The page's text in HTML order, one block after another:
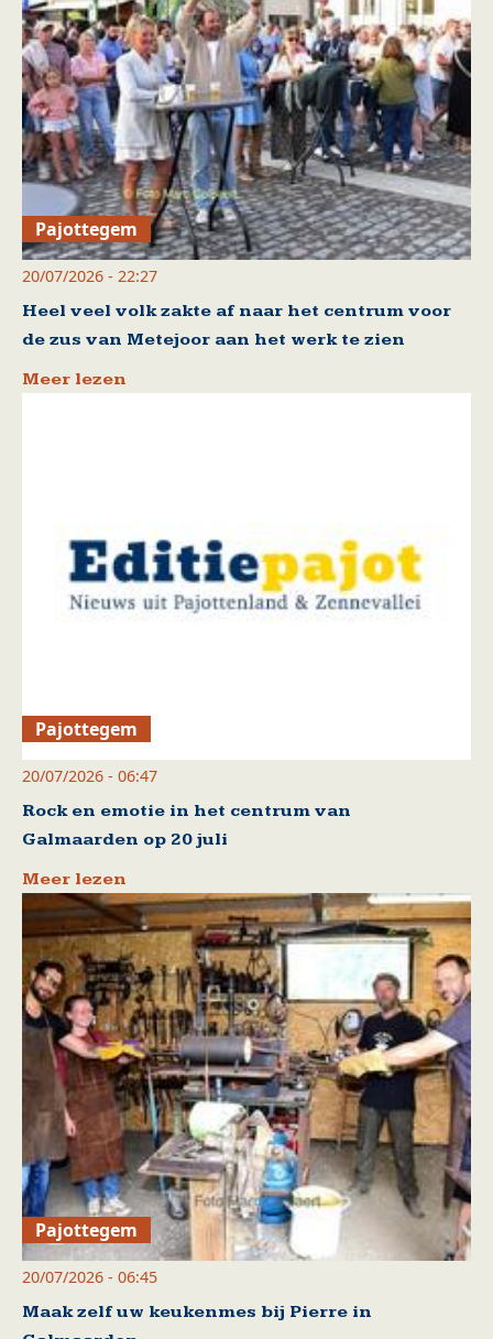
Pajottegem
20/07/2026 - 22:27
Heel veel volk zakte af naar het centrum voor
de zus van Metejoor aan het werk te zien
Meer lezen
Pajottegem
20/07/2026 - 06:47
Rock en emotie in het centrum van
Galmaarden op 20 juli
Meer lezen
Pajottegem
20/07/2026 - 06:45
Maak zelf uw keukenmes bij Pierre in